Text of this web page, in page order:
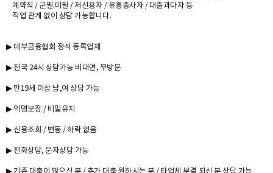
계약직 / 군필.미필 / 저신용자 / 유흥종사자 / 대출과다자 등
직업 관계 없이 상담 가능합니다.
▶ 대부금융협회 정식 등록업체
▶ 전국 24시 상담가능 비대면, 무방문
▶ 만19세 이상 남,여 상담 가능
▶ 익명보장 / 비밀유지
▶ 신용조회 / 변동 / 하락 없음
▶ 전화상담, 문자상담 가능
▶ 기존 대출이 많으신 분 / 추가 대출 원하시는 분 / 타업체 부결 되신 분 상담 가능